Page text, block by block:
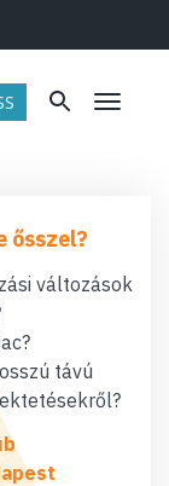
Menü
ősszel?
változások
távú